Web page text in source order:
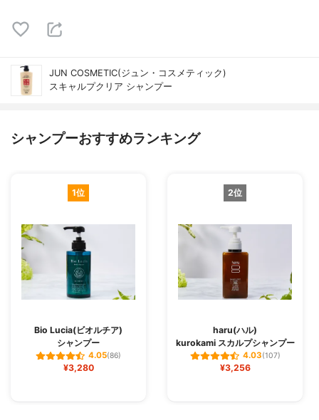
JUN COSMETIC(ジュン・コスメティック)
スキャルプクリア シャンプー
シャンプーおすすめランキング
1位
Bio Lucia(ビオルチア)
シャンプー
4.05(86)
¥3,280
2位
haru(ハル)
kurokami スカルプシャンプー
4.03(107)
¥3,256